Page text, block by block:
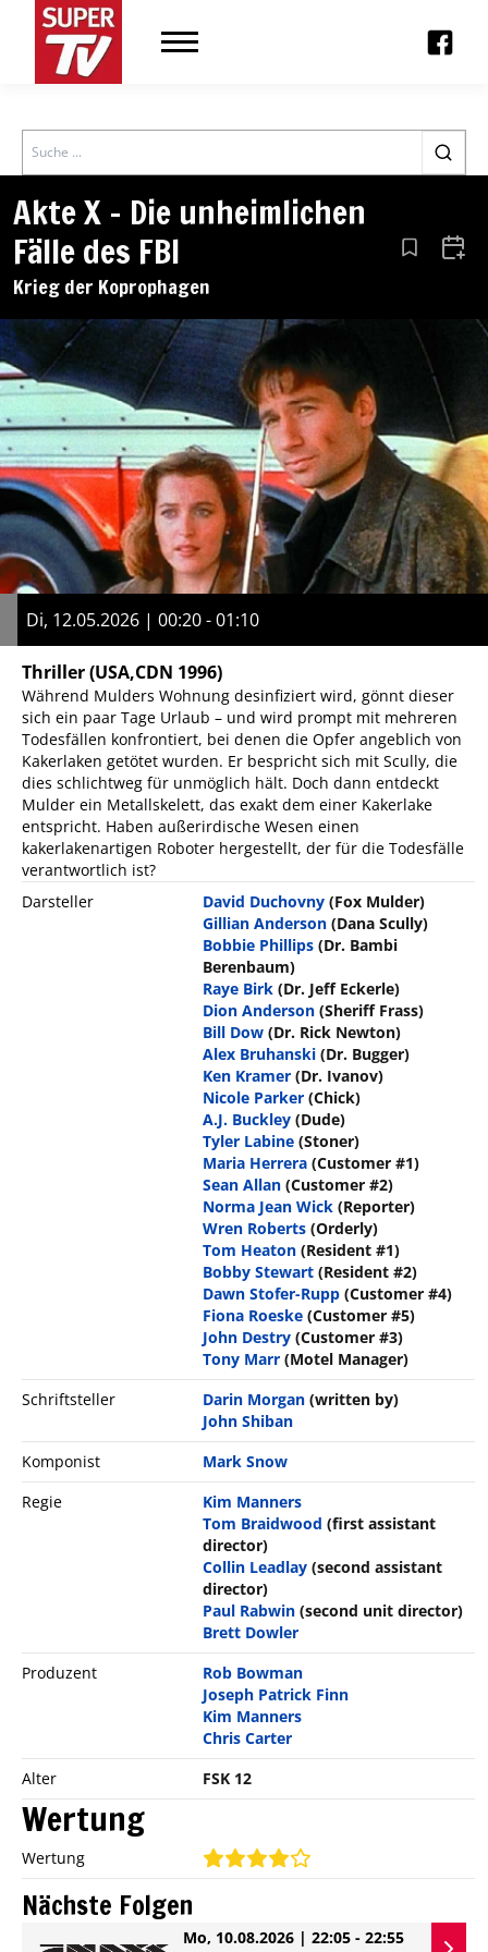
Search
Akte X – Die unheimlichen
Fälle des FBI
Krieg der Koprophagen
Aus den
Di, 12.05.2026 | 00:20 - 01:10
Thriller(USA,CDN 1996)
Während Mulders Wohnung desinfiziert wird, gönnt dieser
sich ein paar Tage Urlaub – und wird prompt mit mehreren
Todesfällen konfrontiert, bei denen die Opfer angeblich von
Kakerlaken getötet wurden. Er bespricht sich mit Scully, die
dies schlichtweg für unmöglich hält. Doch dann entdeckt
Mulder ein Metallskelett, das exakt dem einer Kakerlake
entspricht. Haben außerirdische Wesen einen
kakerlakenartigen Roboter hergestellt, der für die Todesfälle
verantwortlich ist?
Darsteller
David Duchovny (Fox Mulder)
Gillian Anderson (Dana Scully)
Bobbie Phillips (Dr. Bambi
Berenbaum)
Raye Birk (Dr. Jeff Eckerle)
Dion Anderson (Sheriff Frass)
Bill Dow (Dr. Rick Newton)
Alex Bruhanski (Dr. Bugger)
Ken Kramer (Dr. Ivanov)
Nicole Parker (Chick)
A.J. Buckley (Dude)
Tyler Labine (Stoner)
Maria Herrera (Customer #1)
Sean Allan (Customer #2)
Norma Jean Wick (Reporter)
Wren Roberts (Orderly)
Tom Heaton (Resident #1)
Bobby Stewart (Resident #2)
Dawn Stofer-Rupp (Customer #4)
Fiona Roeske (Customer #5)
John Destry (Customer #3)
Tony Marr (Motel Manager)
Schriftsteller
Darin Morgan (written by)
John Shiban
Komponist
Mark Snow
Regie
Kim Manners
Tom Braidwood (first assistant
director)
Collin Leadlay (second assistant
director)
Paul Rabwin (second unit director)
Brett Dowler
Produzent
Rob Bowman
Joseph Patrick Finn
Kim Manners
Chris Carter
Alter
FSK 12
Wertung
Wertung
Nächste Folgen
Mo, 10.08.2026 | 22:05 - 22:55